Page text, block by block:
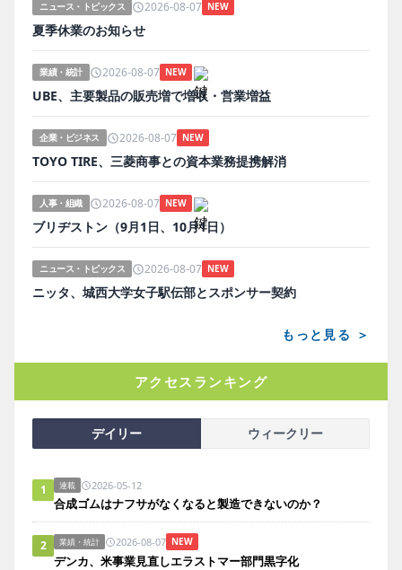
ニュース・トピックス 2026-08-07 NEW
夏季休業のお知らせ
業績・統計 2026-08-07 NEW
UBE、主要製品の販売増で増収・営業増益
企業・ビジネス 2026-08-07 NEW
TOYO TIRE、三菱商事との資本業務提携解消
人事・組織 2026-08-07 NEW
ブリヂストン（9月1日、10月1日）
ニュース・トピックス 2026-08-07 NEW
ニッタ、城西大学女子駅伝部とスポンサー契約
もっと見る ＞
アクセスランキング
デイリー ウィークリー
1 連載 2026-05-12
合成ゴムはナフサがなくなると製造できないのか？
2 業績・統計 2026-08-07 NEW
デンカ、米事業見直しエラストマー部門黒字化